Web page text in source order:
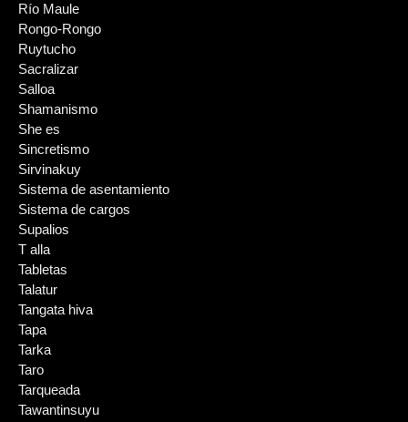
Río Maule
Rongo-Rongo
Ruytucho
Sacralizar
Salloa
Shamanismo
She es
Sincretismo
Sirvinakuy
Sistema de asentamiento
Sistema de cargos
Supalios
T alla
Tabletas
Talatur
Tangata hiva
Tapa
Tarka
Taro
Tarqueada
Tawantinsuyu